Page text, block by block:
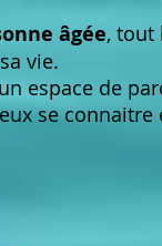
âgée, tout
vie.
espace de
se